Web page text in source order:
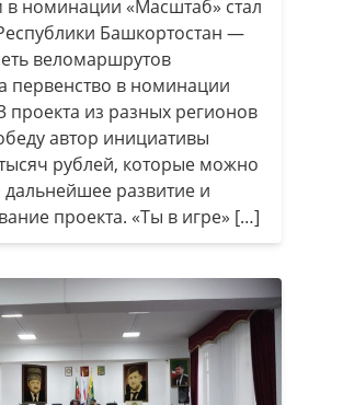
в номинации «Масштаб» стал
Башкортостан —
веломаршрутов
первенство в номинации
проекта из разных регионов
автор инициативы
рублей, которые можно
дальнейшее развитие и
проекта. «Ты в игре» […]